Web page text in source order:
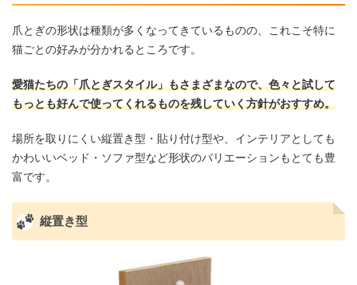
爪とぎの形状は種類が多くなってきているものの、これこそ特に
猫ごとの好みが分かれるところです。
愛猫たちの「爪とぎスタイル」もさまざまなので、色々と試して
もっとも好んで使ってくれるものを残していく方針がおすすめ。
場所を取りにくい縦置き型・貼り付け型や、インテリアとしても
かわいいベッド・ソファ型など形状のバリエーションもとても豊
富です。
縦置き型